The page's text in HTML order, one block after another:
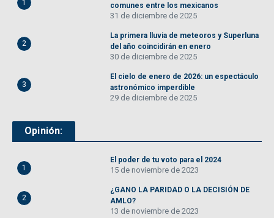
1 comunes entre los mexicanos
31 de diciembre de 2025
2
La primera lluvia de meteoros y Superluna
del año coincidirán en enero
30 de diciembre de 2025
3
El cielo de enero de 2026: un espectáculo
astronómico imperdible
29 de diciembre de 2025
Opinión:
1
El poder de tu voto para el 2024
15 de noviembre de 2023
2
¿GANO LA PARIDAD O LA DECISIÓN DE
AMLO?
13 de noviembre de 2023